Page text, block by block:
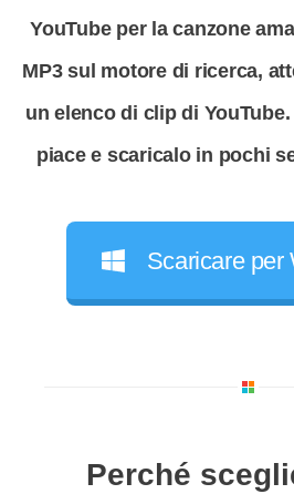
YouTube per la canzone
MP3 sul motore di ricerca,
un elenco di clip di
piace e scaricalo in pochi
Scaricare per
Perché